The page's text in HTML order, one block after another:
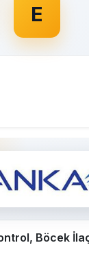
E